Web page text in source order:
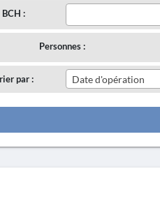
BCH :
Personnes :
par : Date d'opération